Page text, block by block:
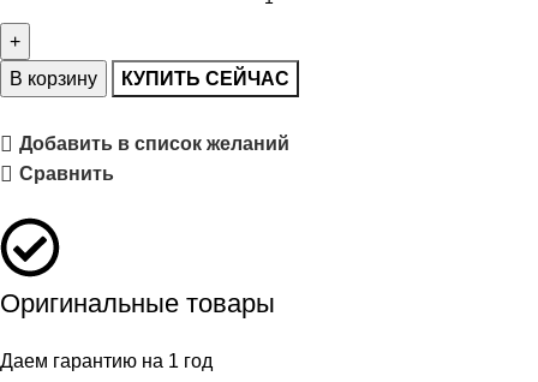
В корзину КУПИТЬ СЕЙЧАС
Добавить в список желаний
Сравнить
Оригинальные товары
Даем гарантию на 1 год